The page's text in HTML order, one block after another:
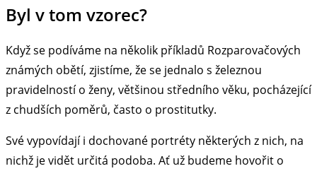
Byl v tom vzorec?
Když se podíváme na několik příkladů Rozparovačových
známých obětí, zjistíme, že se jednalo s železnou
pravidelností o ženy, většinou středního věku, pocházející
z chudších poměrů, často o prostitutky.
Své vypovídají i dochované portréty některých z nich, na
nichž je vidět určitá podoba. Ať už budeme hovořit o